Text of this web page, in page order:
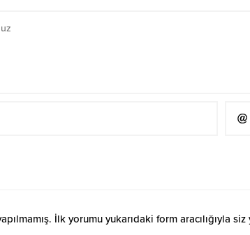
İlk yorumu yukarıdaki form aracılığıyla